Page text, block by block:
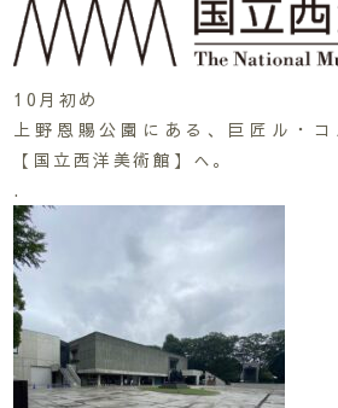
10月初め
上野恩賜公園にある、巨匠ル・
【国立西洋美術館】へ。
.